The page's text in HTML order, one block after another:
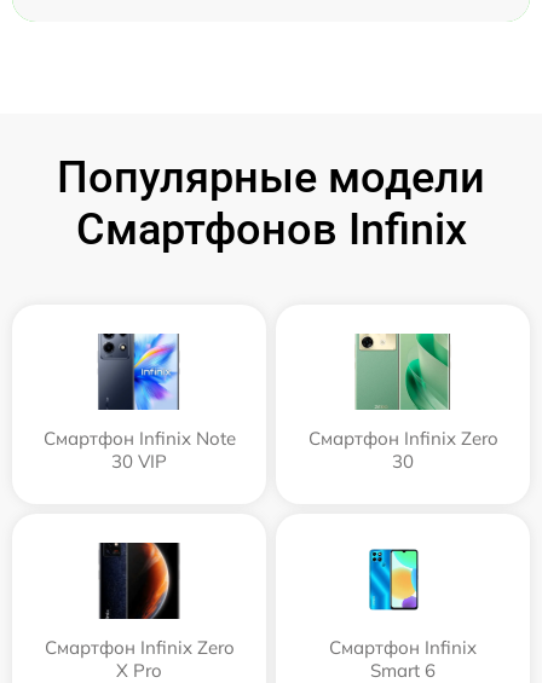
Популярные модели
Смартфонов Infinix
Смартфон Infinix Note
30 VIP
Смартфон Infinix Zero
30
Смартфон Infinix Zero
X Pro
Смартфон Infinix
Smart 6